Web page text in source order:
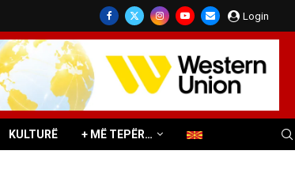
Login
KULTURË + MË TEPËR…